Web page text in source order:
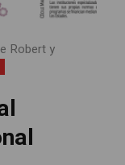
Robert y